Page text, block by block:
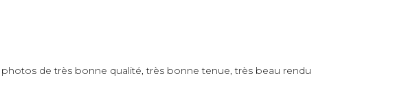
de très bonne qualité, très bonne tenue, très beau rendu